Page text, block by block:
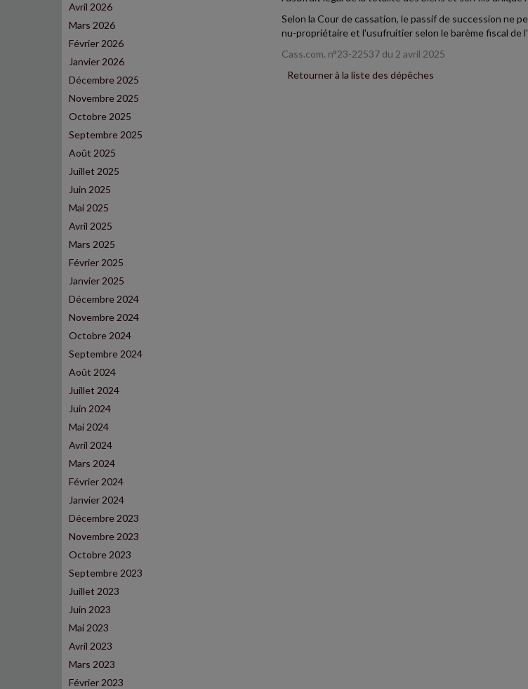
Avril 2026
Mars 2026
Février 2026
Janvier 2026
Décembre 2025
Novembre 2025
Octobre 2025
Septembre 2025
Août 2025
Juillet 2025
Juin 2025
Mai 2025
Avril 2025
Mars 2025
Février 2025
Janvier 2025
Décembre 2024
Novembre 2024
Octobre 2024
Septembre 2024
Août 2024
Juillet 2024
Juin 2024
Mai 2024
Avril 2024
Mars 2024
Février 2024
Janvier 2024
Décembre 2023
Novembre 2023
Octobre 2023
Septembre 2023
Juillet 2023
Juin 2023
Mai 2023
Avril 2023
Mars 2023
Février 2023
Selon la Cour de cassation, le passif de succession ne
nu-propriétaire et l'usufruitier selon le barème fiscal de
Cass.com. n°23-22537 du 2 avril 2025
Retourner à la liste des dépêches